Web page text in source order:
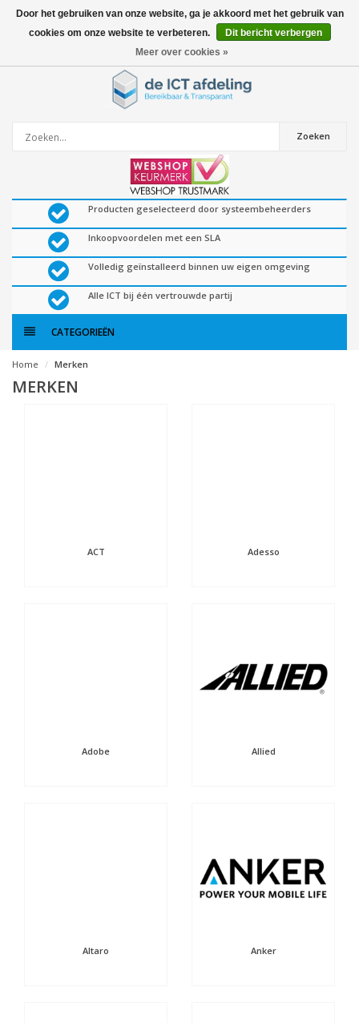
0artikelen
Zoeken
Producten geselecteerd door systeembeheerders
Inkoopvoordelen met een SLA
Volledig geïnstalleerd binnen uw eigen omgeving
Alle ICT bij één vertrouwde partij
CATEGORIEËN
Home Merken
MERKEN
ACT Adesso
Adobe Allied
Altaro Anker
Door het gebruiken van onze website, ga je akkoord met het gebruik van
cookies om onze website te verbeteren.
Dit bericht verbergen
Meer over cookies »